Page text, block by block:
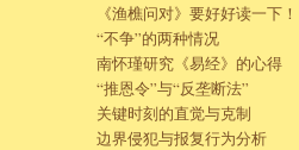
《渔樵问对》要好好读一下！
“不争”的两种情况
南怀瑾研究《易经》的心得
“推恩令”与“反垄断法”
关键时刻的直觉与克制
边界侵犯与报复行为分析